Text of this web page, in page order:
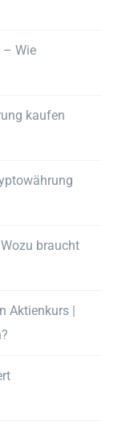
– Wie
kaufen
braucht
Aktienkurs |